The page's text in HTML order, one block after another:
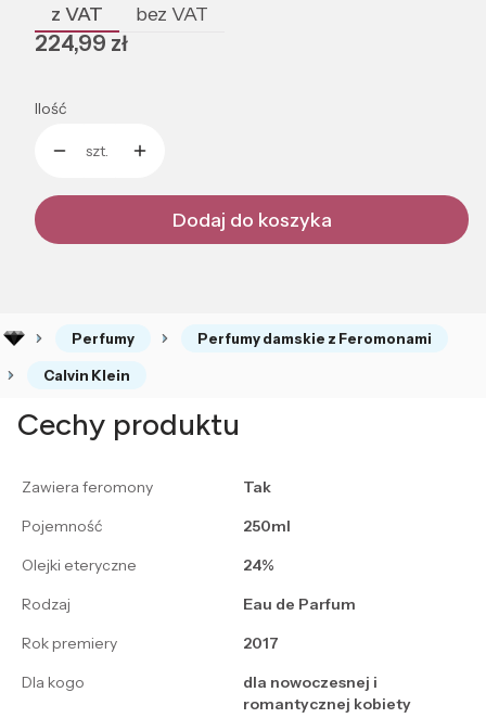
z VAT bez VAT
Cena
224,99 zł
Ilość
szt.
Dodaj do koszyka
Perfumy Perfumy damskie z Feromonami
Calvin Klein
Cechy produktu
Zawiera feromony
Tak
Pojemność
250ml
Olejki eteryczne
24%
Rodzaj
Eau de Parfum
Rok premiery
2017
Dla kogo
dla nowoczesnej i
romantycznej kobiety